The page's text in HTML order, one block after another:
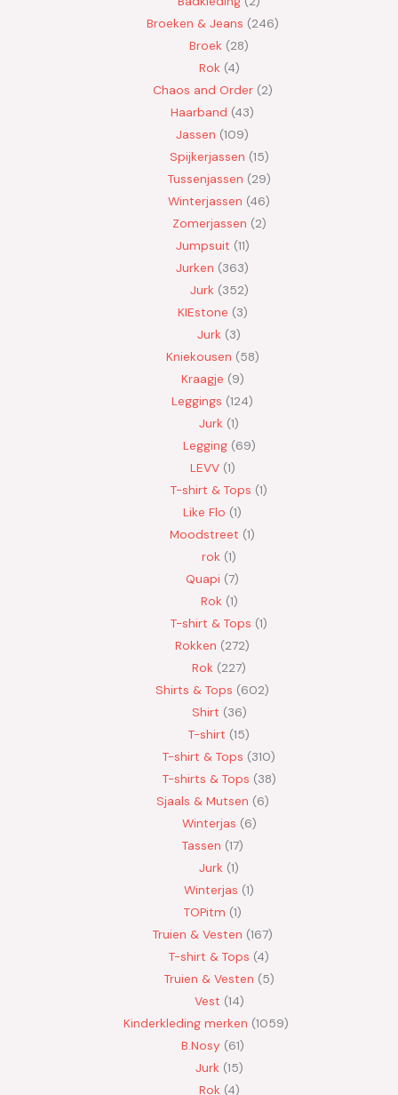
Broeken & Jeans 246
Broek 28
Rok 4
Chaos and Order 2
Haarband 43
Jassen 109
Spijkerjassen 15
Tussenjassen 29
Winterjassen 46
Zomerjassen 2
Jumpsuit 11
Jurken 363
Jurk 352
KIEstone 3
Jurk 3
Kniekousen 58
Kraagje 9
Leggings 124
Jurk 1
Legging 69
LEVV 1
T-shirt & Tops 1
Like Flo 1
Moodstreet 1
rok 1
Quapi 7
Rok 1
T-shirt & Tops 1
Rokken 272
Rok 227
Shirts & Tops 602
Shirt 36
T-shirt 15
T-shirt & Tops 310
T-shirts & Tops 38
Sjaals & Mutsen 6
Winterjas 6
Tassen 17
Jurk 1
Winterjas 1
TOPitm 1
Truien & Vesten 167
T-shirt & Tops 4
Truien & Vesten 5
Vest 14
Kinderkleding merken 1059
B.Nosy 61
Jurk 15
Rok 4